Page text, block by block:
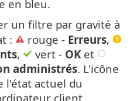
en bleu.
un filtre par gravité à
:
rouge - Erreurs,
, vert - OKet
administrés. L'icône
l'état actuel du
client